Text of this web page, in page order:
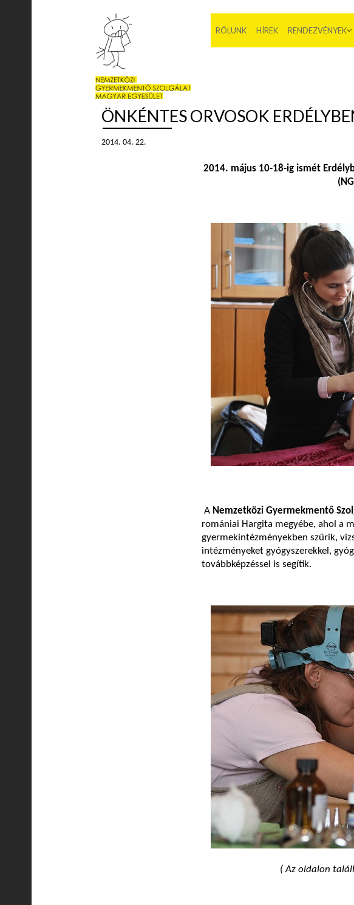
RÓLUNK HÍREK RENDEZVÉNYEK
ÖNKÉNTES ORVOSOK
2014. 04. 22.
2014. május 10-18-ig ismét
A Nemzetközi Gyermekmentő
romániai Hargita megyébe, ahol a
gyermekintézményekben szűrik,
intézményeket gyógyszerekkel,
továbbképzéssel is segítik.
( Az oldalon